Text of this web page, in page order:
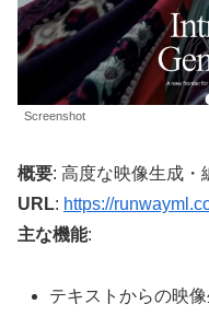
Screenshot
概要: 高度な映像生成・
URL: https://
主な機能:
テキストからの映